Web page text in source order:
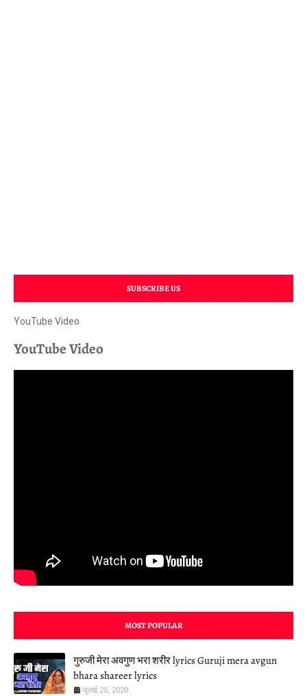
SUBSCRIBE US
YouTube Video
YouTube Video
MOST POPULAR
गुरुजी मेरा अवगुण भरा शरीर lyrics Guruji mera avgun
bhara shareer lyrics
जुलाई 25, 2020